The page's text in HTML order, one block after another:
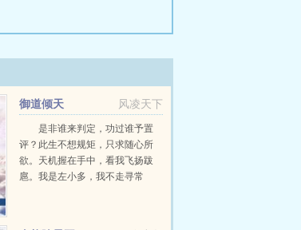
风凌天下
御道倾天
是非谁来判定，功过谁予置
评？此生不想规矩，只求随心所
欲。天机握在手中，看我飞扬跋
扈。我是左小多，我不走寻常